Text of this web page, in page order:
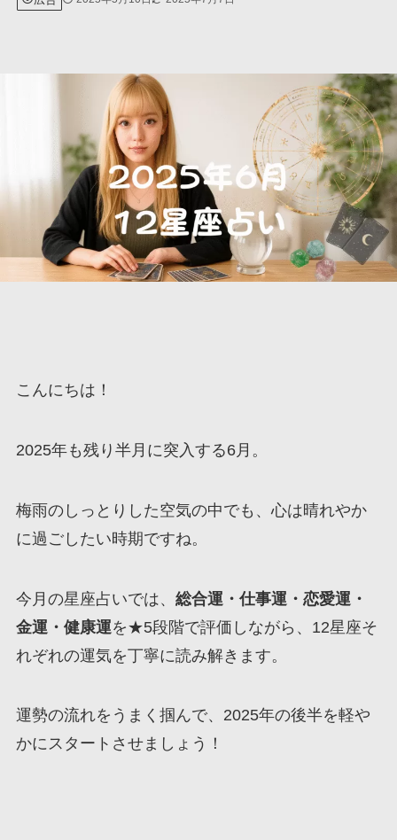
こんにちは！
2025年も残り半月に突入する6月。
梅雨のしっとりした空気の中でも、心は晴れやか
に過ごしたい時期ですね。
今月の星座占いでは、 総合運・仕事運・恋愛運・
金運・健康運を★5段階で評価しながら、12星座そ
れぞれの運気を丁寧に読み解きます。
運勢の流れをうまく掴んで、2025年の後半を軽や
かにスタートさせましょう！